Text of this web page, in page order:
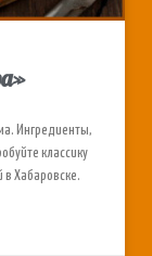
Ингредиенты,
классику
в Хабаровске.